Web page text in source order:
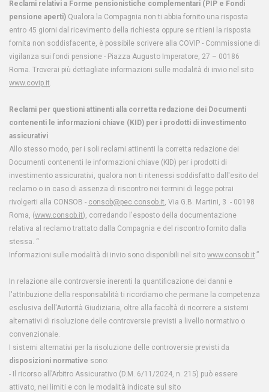
Reclami relativi a Forme pensionistiche complementari (PIP e Fondi
pensione aperti) Qualora la Compagnia non ti abbia fornito una risposta
entro 45 giorni dal ricevimento della richiesta oppure se ritieni la risposta
fornita non soddisfacente, è possibile scrivere alla COVIP - Commissione di
vigilanza sui fondi pensione - Piazza Augusto Imperatore, 27 – 00186
Roma. Troverai più dettagliate informazioni sulle modalità di invio nel sito
www.covip.it.
Reclami per questioni attinenti alla corretta redazione dei Documenti
contenenti le informazioni chiave (KID) per i prodotti di investimento
assicurativi
Allo stesso modo, per i soli reclami attinenti la corretta redazione dei
Documenti contenenti le informazioni chiave (KID) per i prodotti di
investimento assicurativi, qualora non ti ritenessi soddisfatto dall'esito del
reclamo o in caso di assenza di riscontro nei termini di legge potrai
rivolgerti alla CONSOB - consob@pec.consob.it, Via G.B. Martini, 3 - 00198
Roma, (www.consob.it), corredando l'esposto della documentazione
relativa al reclamo trattato dalla Compagnia e del riscontro fornito dalla
stessa. “
Informazioni sulle modalità di invio sono disponibili nel sito www.consob.it.”
In relazione alle controversie inerenti la quantificazione dei danni e
l'attribuzione della responsabilità ti ricordiamo che permane la competenza
esclusiva dell'Autorità Giudiziaria, oltre alla facoltà di ricorrere a sistemi
alternativi di risoluzione delle controversie previsti a livello normativo o
convenzionale.
I sistemi alternativi per la risoluzione delle controversie previsti da
disposizioni normative sono:
- Il ricorso all’Arbitro Assicurativo (D.M. 6/11/2024, n. 215) può essere
attivato, nei limiti e con le modalità indicate sul sito